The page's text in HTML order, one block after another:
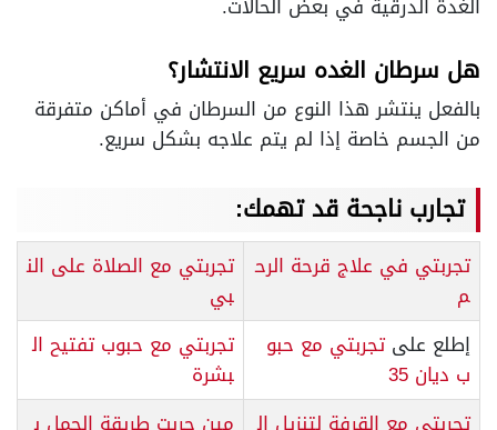
الغدة الدرقية في بعض الحالات.
هل سرطان الغده سريع الانتشار؟
بالفعل ينتشر هذا النوع من السرطان في أماكن متفرقة
من الجسم خاصة إذا لم يتم علاجه بشكل سريع.
تجارب ناجحة قد تهمك:
تجربتي في علاج قرحة الرح
م
تجربتي مع الصلاة على الن
بي
إطلع علىتجربتي مع حبو
ب ديان 35
تجربتي مع حبوب تفتيح ال
بشرة